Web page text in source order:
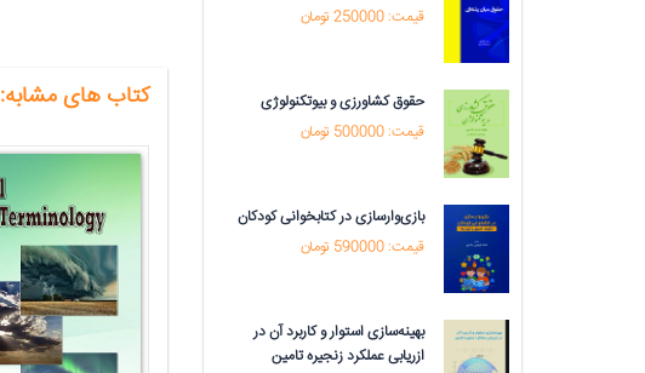
کتاب های مشابه:
قیمت: 250000 تومان
حقوق کشاورزی و بیوتکنولوژی
قیمت: 500000 تومان
بازی‌وارسازی در کتابخوانی کودکان
قیمت: 590000 تومان
بهینه‌سازی استوار و کاربرد آن در
ازریابی عملکرد زنجیره تامین